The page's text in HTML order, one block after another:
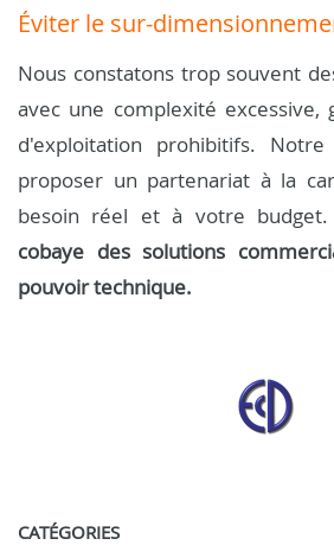
Éviter le sur-
Nous constatons trop souvent
avec une complexité excessive,
d'exploitation prohibitifs.
proposer un partenariat à la
besoin réel et à votre budget.
cobaye des solutions
pouvoir technique.
CATÉGORIES